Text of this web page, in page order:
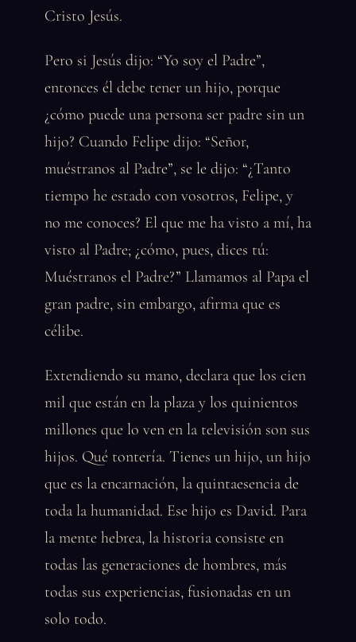
Cristo Jesús.
Pero si Jesús dijo: “Yo soy el Padre”,
entonces él debe tener un hijo, porque
¿cómo puede una persona ser padre sin un
hijo? Cuando Felipe dijo: “Señor,
muéstranos al Padre”, se le dijo: “¿Tanto
tiempo he estado con vosotros, Felipe, y
no me conoces? El que me ha visto a mí, ha
visto al Padre; ¿cómo, pues, dices tú:
Muéstranos el Padre?” Llamamos al Papa el
gran padre, sin embargo, afirma que es
célibe.
Extendiendo su mano, declara que los cien
mil que están en la plaza y los quinientos
millones que lo ven en la televisión son sus
hijos. Qué tontería. Tienes un hijo, un hijo
que es la encarnación, la quintaesencia de
toda la humanidad. Ese hijo es David. Para
la mente hebrea, la historia consiste en
todas las generaciones de hombres, más
todas sus experiencias, fusionadas en un
solo todo.